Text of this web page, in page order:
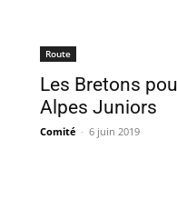
Route
Les Bretons
Alpes Juniors
Comité - 6 juin 2019